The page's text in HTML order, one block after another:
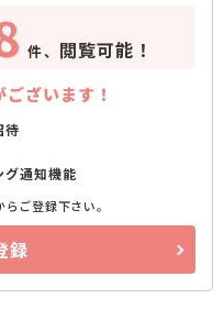
件、 閲覧可能！
ざいます！
待
グ通知機能
ご登録下さい。
録